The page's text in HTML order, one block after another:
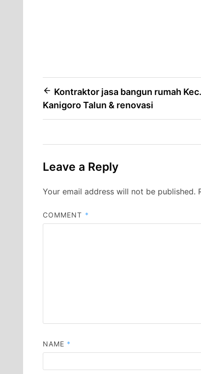
Post
navigation
Kontraktor jasa bangun rumah Kec.
Kanigoro Talun & renovasi
Leave a Reply
Your email address will not be published.
COMMENT *
NAME *